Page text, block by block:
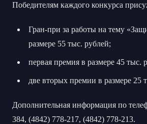
Победителям каждого конкурса
Гран-при за работы на тему
размере 55 тыс. рублей;
первая премия в размере 45 тыс.
две вторых премии в размере 25
Дополнительная информация по
384, (4842) 778-217, (4842) 778-213.